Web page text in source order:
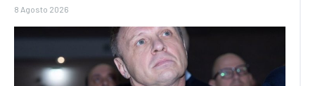
8 Agosto 2026